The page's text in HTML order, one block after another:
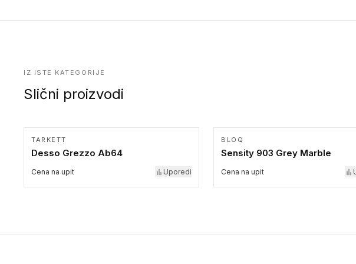
IZ ISTE KATEGORIJE
Slični proizvodi
TARKETT
Desso Grezzo Ab64
Cena na upit Uporedi
BLOQ
Sensity 903 Grey Marble
Cena na upit